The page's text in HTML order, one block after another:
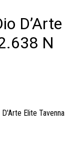
D’Arte
N
Elite Tavenna